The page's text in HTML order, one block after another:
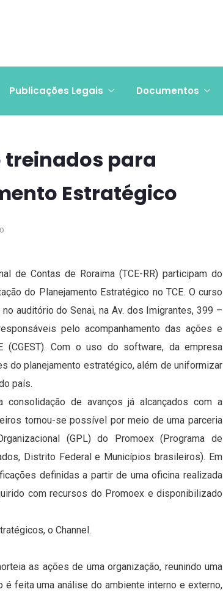
Publicações Legais Documentos
treinados para
Estratégico
de Contas de Roraima (TCE-RR) participam do
do Planejamento Estratégico no TCE. O curso
auditório do Senai, na Av. dos Imigrantes, 399 –
pelo acompanhamento das ações e
(CGEST). Com o uso do software, da empresa
do planejamento estratégico, além de uniformizar
país.
consolidação de avanços já alcançados com a
tornou-se possível por meio de uma parceria
(GPL) do Promoex (Programa de
Distrito Federal e Municípios brasileiros). Em
definidas a partir de uma oficina realizada
com recursos do Promoex e disponibilizado
o Channel.
as ações de uma organização, reunindo uma
feita uma análise do ambiente interno e externo,